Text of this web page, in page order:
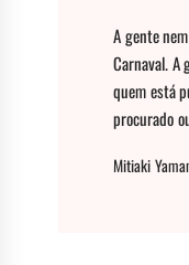
A gente
Carnaval. A
quem está
procurado
Mitiaki